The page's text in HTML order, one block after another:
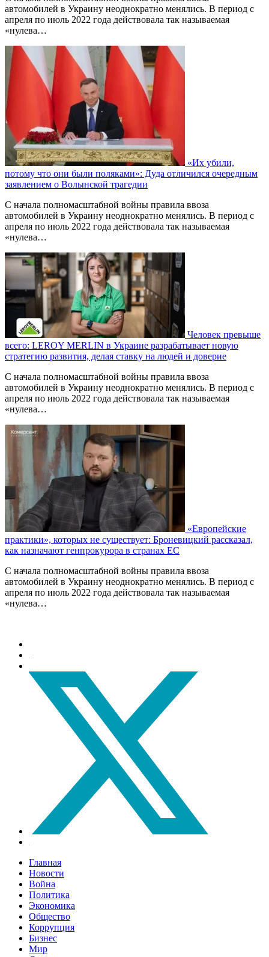
автомобилей в Украину неоднократно менялись. В период с
апреля по июль 2022 года действовала так называемая
«нулева…
«Их убили,
потому что они были поляками»: Дуда отличился очередным
заявлением о Волынской трагедии
С начала полномасштабной войны правила ввоза
автомобилей в Украину неоднократно менялись. В период с
апреля по июль 2022 года действовала так называемая
«нулева…
Человек превыше
всего: LEROY MERLIN в Украине разрабатывает новую
стратегию развития, делая ставку на людей и доверие
С начала полномасштабной войны правила ввоза
автомобилей в Украину неоднократно менялись. В период с
апреля по июль 2022 года действовала так называемая
«нулева…
«Европейские
практики», которых не существует: Броневицкий рассказал,
как назначают генпрокурора в странах ЕС
С начала полномасштабной войны правила ввоза
автомобилей в Украину неоднократно менялись. В период с
апреля по июль 2022 года действовала так называемая
«нулева…
Главная
Новости
Война
Политика
Экономика
Общество
Коррупция
Бизнес
Мир